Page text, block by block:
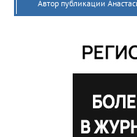
Автор публикации